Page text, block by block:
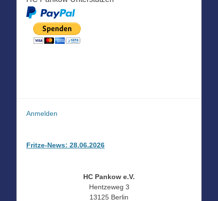
Anmelden
Fritze-News: 28.06.2026
HC Pankow e.V.
Hentzeweg 3
13125 Berlin